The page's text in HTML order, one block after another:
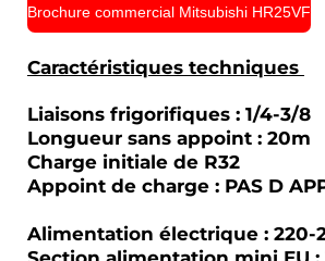
Brochure commercial Mitsubishi HR25VF
Caractéristiques techniques
Liaisons frigorifiques : 1/4-3/8
Longueur sans appoint : 20m
Charge initiale de R32
Appoint de charge : PAS D
Alimentation électrique : 220-